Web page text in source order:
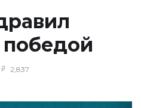
2,837